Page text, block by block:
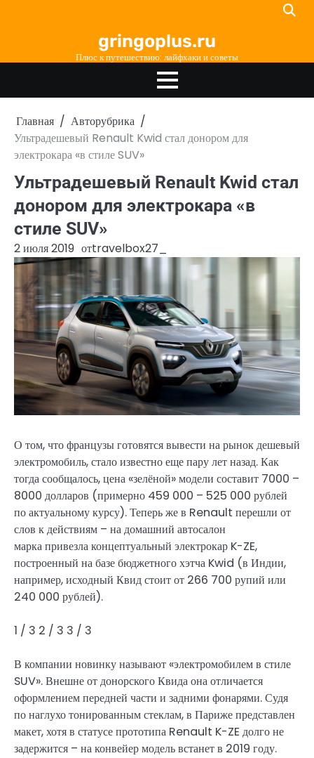
gringoplus.ru
Плюс к путешествию: лайфхаки и советы
Главная
Авторубрика
Ультрадешевый Renault Kwid стал донором для
электрокара «в стиле SUV»
Ультрадешевый Renault Kwid стал
донором для электрокара «в
стиле SUV»
2 июля 2019 отtravelbox27_
О том, что французы готовятся вывести на рынок дешевый
электромобиль, стало известно еще пару лет назад. Как
тогда сообщалось, цена «зелёной» модели составит 7000 –
8000 долларов (примерно 459 000 – 525 000 рублей
по актуальному курсу). Теперь же в Renault перешли от
слов к действиям – на домашний автосалон
марка привезла концептуальный электрокар K-ZE,
построенный на базе бюджетного хэтча Kwid (в Индии,
например, исходный Квид стоит от 266 700 рупий или
240 000 рублей).
1 / 3 2 / 3 3 / 3
В компании новинку называют «электромобилем в стиле
SUV». Внешне от донорского Квида она отличается
оформлением передней части и задними фонарями. Судя
по наглухо тонированным стеклам, в Париже представлен
макет, хотя в статусе прототипа Renault K-ZE долго не
задержится – на конвейер модель встанет в 2019 году.